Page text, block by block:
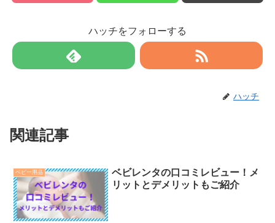
ハッチをフォローする
ハッチ
関連記事
ベビー用品
ベビレンタの口コミレビュー！メ
リットとデメリットもご紹介